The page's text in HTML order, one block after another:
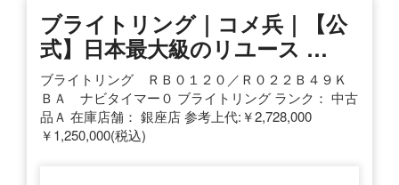
ブライトリング｜コメ兵｜【公
式】日本最大級のリユース …
ブライトリング ＲＢ０１２０／Ｒ０２２Ｂ４９Ｋ
ＢＡ ナビタイマー０ ブライトリング ランク： 中古
品Ａ 在庫店舗： 銀座店 参考上代:￥2,728,000
￥1,250,000(税込)